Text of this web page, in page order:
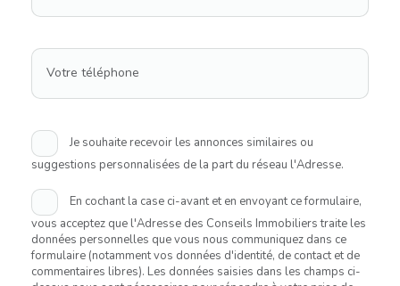
Votre téléphone
Je souhaite recevoir les annonces similaires ou
suggestions personnalisées de la part du réseau l'Adresse.
En cochant la case ci-avant et en envoyant ce formulaire,
vous acceptez que l'Adresse des Conseils Immobiliers traite les
données personnelles que vous nous communiquez dans ce
formulaire (notamment vos données d'identité, de contact et de
commentaires libres). Les données saisies dans les champs ci-